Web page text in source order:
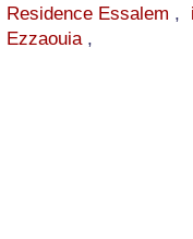
Residence Essalem ,
Ezzaouia,